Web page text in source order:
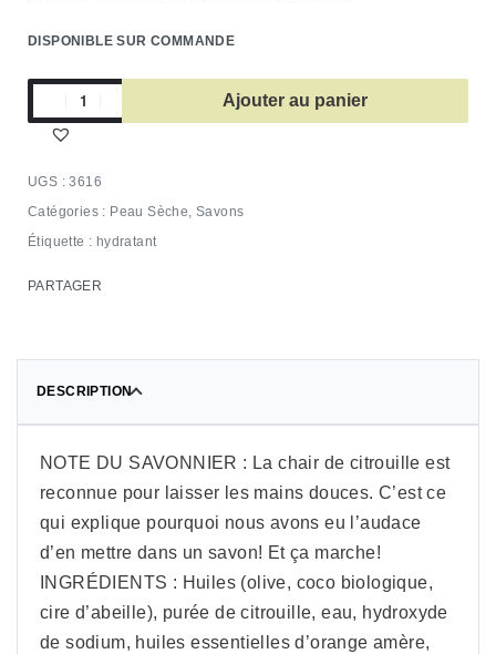
DISPONIBLE SUR COMMANDE
Ajouter au panier
3616
Catégories : Peau Sèche ,Savons
Étiquette : hydratant
PARTAGER
DESCRIPTION
NOTE DU SAVONNIER : La chair de citrouille est
reconnue pour laisser les mains douces. C’est ce
qui explique pourquoi nous avons eu l’audace
d’en mettre dans un savon! Et ça marche!
INGRÉDIENTS : Huiles (olive, coco biologique,
cire d’abeille), purée de citrouille, eau, hydroxyde
de sodium, huiles essentielles d’orange amère,